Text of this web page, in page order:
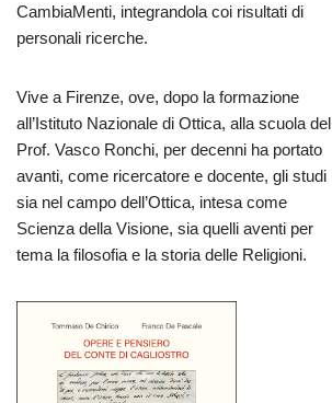
CambiaMenti, integrandola coi risultati di
personali ricerche.
Vive a Firenze, ove, dopo la formazione
all’Istituto Nazionale di Ottica, alla scuola del
Prof. Vasco Ronchi, per decenni ha portato
avanti, come ricercatore e docente, gli studi
sia nel campo dell’Ottica, intesa come
Scienza della Visione, sia quelli aventi per
tema la filosofia e la storia delle Religioni.